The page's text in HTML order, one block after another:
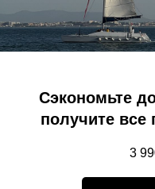
Сэкономьте
получите все
3